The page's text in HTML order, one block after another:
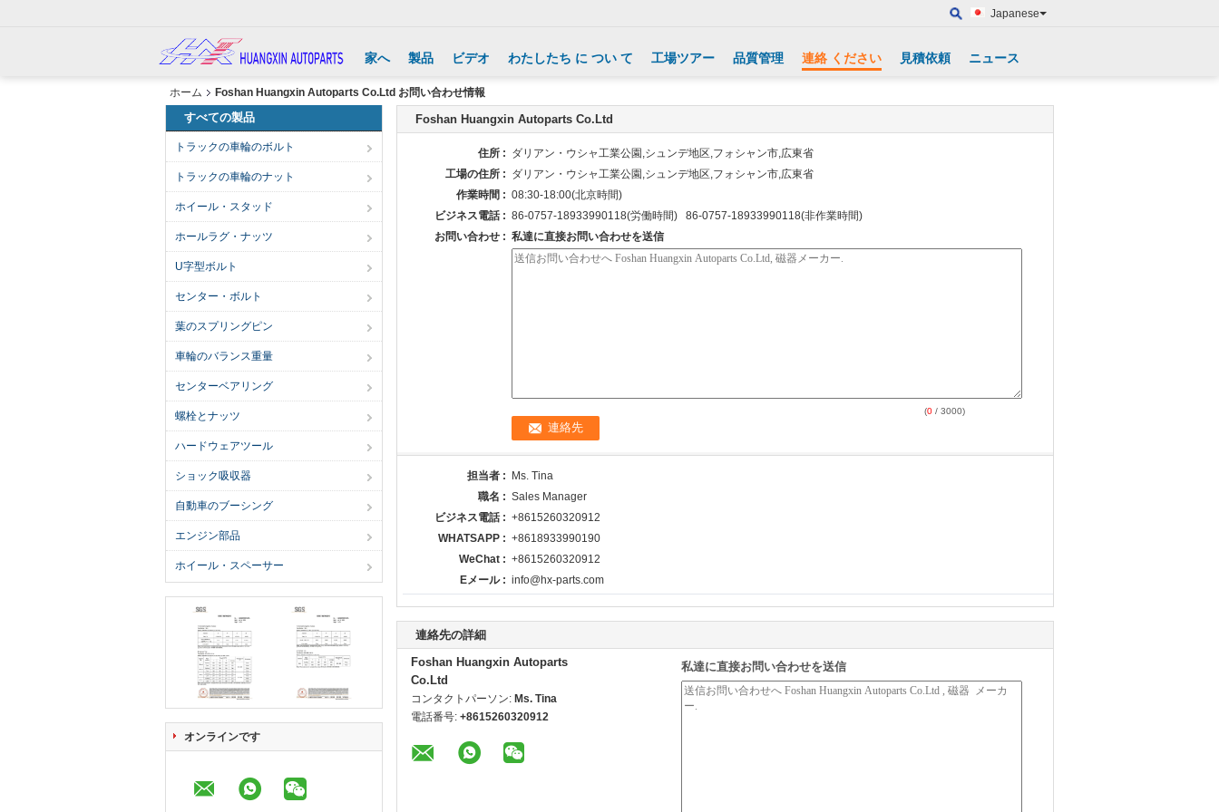
Japanese
家へ 製品 ビデオ わたしたち に つい て 工場ツアー 品質管理 連絡 ください 見積依頼 ニュース
ホーム Foshan Huangxin Autoparts Co.Ltd お問い合わせ情報
すべての製品
トラックの車輪のボルト
トラックの車輪のナット
ホイール・スタッド
ホールラグ・ナッツ
U字型ボルト
センター・ボルト
葉のスプリングピン
車輪のバランス重量
センターベアリング
螺栓とナッツ
ハードウェアツール
ショック吸収器
自動車のブーシング
エンジン部品
ホイール・スペーサー
オンラインです
Foshan Huangxin Autoparts Co.Ltd
住所 : ダリアン・ウシャ工業公園,シュンデ地区,フォシャン市,広東省
工場の住所 : ダリアン・ウシャ工業公園,シュンデ地区,フォシャン市,広東省
作業時間 : 08:30-18:00(北京時間)
ビジネス電話 : 86-0757-18933990118(労働時間) 86-0757-18933990118(非作業時間)
お問い合わせ : 私達に直接お問い合わせを送信
(0 / 3000)
担当者 :
Ms. Tina
職名 : Sales Manager
ビジネス電話 : +8615260320912
WHATSAPP : +8618933990190
WeChat : +8615260320912
Eメール : info@hx-parts.com
連絡先の詳細
Foshan Huangxin Autoparts
Co.Ltd
コンタクトパーソン: Ms. Tina
電話番号: +8615260320912
私達に直接お問い合わせを送信